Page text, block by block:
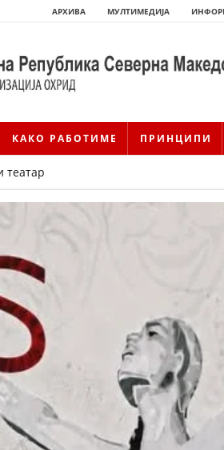
АРХИВА МУЛТИМЕДИЈА
КАКО РАБОТИМЕ ПРИНЦИПИ
театар